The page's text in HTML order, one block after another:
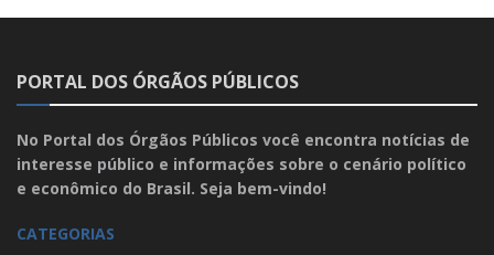
PORTAL DOS ÓRGÃOS PÚBLICOS
No Portal dos Órgãos Públicos você encontra notícias de
interesse público e informações sobre o cenário político
e econômico do Brasil. Seja bem-vindo!
CATEGORIAS